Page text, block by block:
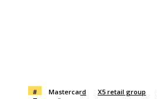
# Mastercard X5 retail group